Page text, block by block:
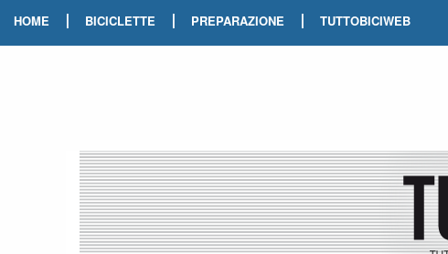
HOME | BICICLETTE | PREPARAZIONE | TUTTOBICIWEB